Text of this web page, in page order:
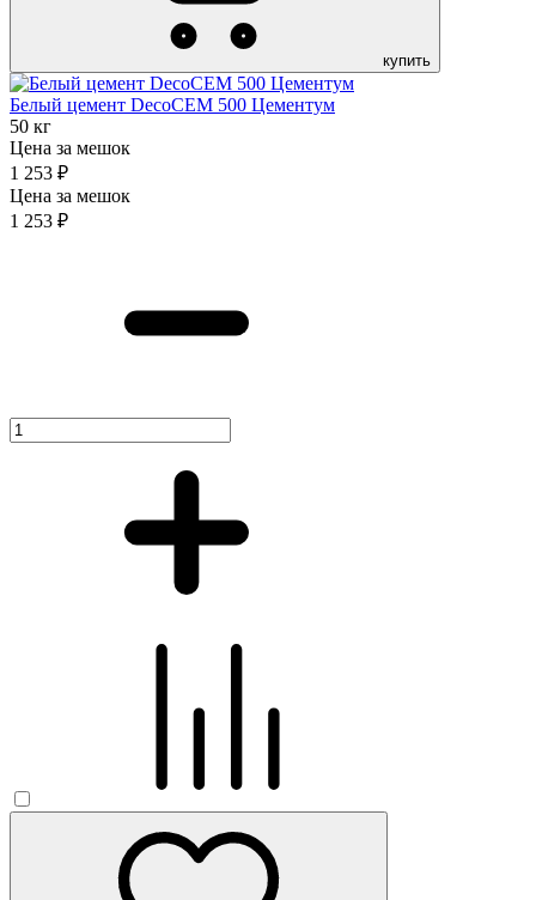
купить
Белый цемент DecoCEM 500 Цементум
50 кг
Цена за мешок
1 253 ₽
Цена за мешок
1 253 ₽